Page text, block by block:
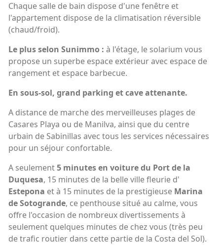
Chaque salle de bain dispose d'une fenêtre et
l'appartement dispose de la climatisation réversible
(chaud/froid).
Le plus selon Sunimmo : à l'étage, le solarium vous
propose un superbe espace extérieur avec espace de
rangement et espace barbecue.
En sous-sol, grand parking et cave attenante.
A distance de marche des merveilleuses plages de
Casares Playa ou de Manilva, ainsi que du centre
urbain de Sabinillas avec tous les services nécessaires
pour un séjour confortable.
A seulement5 minutes en voiture du Port de la
Duquesa, 15 minutes de la belle ville fleurie d'
Estepona et à 15 minutes de la prestigieuse Marina
de Sotogrande, ce penthouse situé au calme, vous
offre l'occasion de nombreux divertissements à
seulement quelques minutes de chez vous (très peu
de trafic routier dans cette partie de la Costa del Sol).